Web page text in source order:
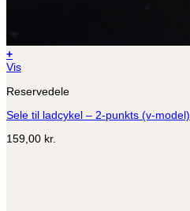
+
Vis
Reservedele
Sele til ladcykel – 2-punkts (v-model)
159,00 kr.